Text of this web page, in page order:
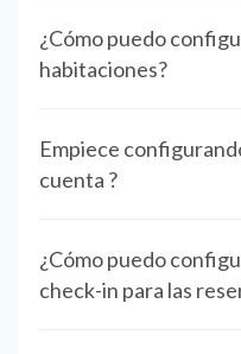
¿Cómo puedo
habitaciones?
Empiece
cuenta ?
¿Cómo puedo
check-in para las